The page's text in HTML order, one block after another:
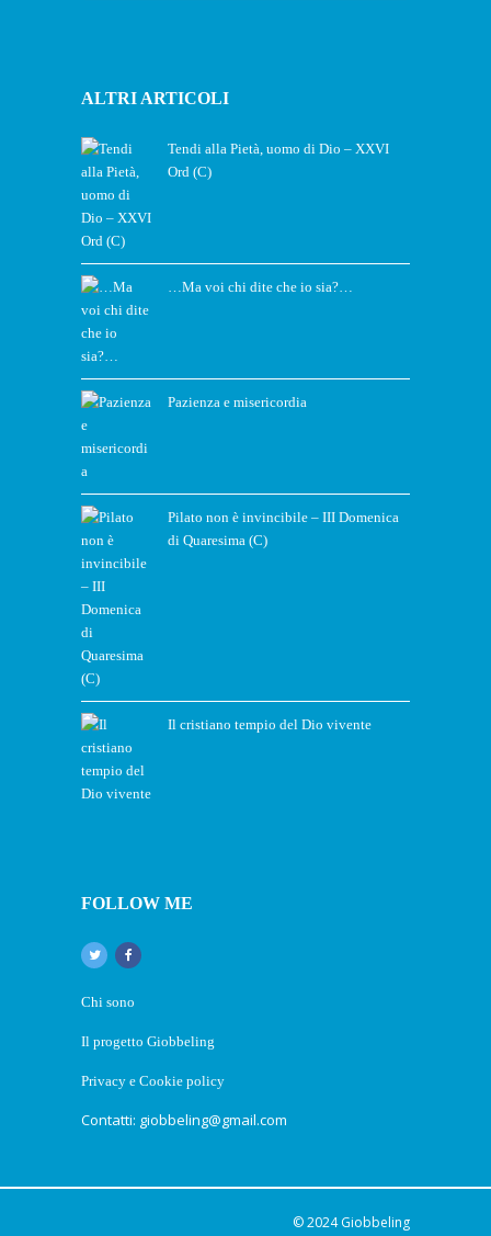
ALTRI ARTICOLI
Tendi alla Pietà, uomo di Dio – XXVI
Ord (C)
…Ma voi chi dite che io sia?…
Pazienza e misericordia
Pilato non è invincibile – III Domenica
di Quaresima (C)
Il cristiano tempio del Dio vivente
FOLLOW ME
Chi sono
Il progetto Giobbeling
Privacy e Cookie policy
Contatti: giobbeling@gmail.com
© 2024Giobbeling